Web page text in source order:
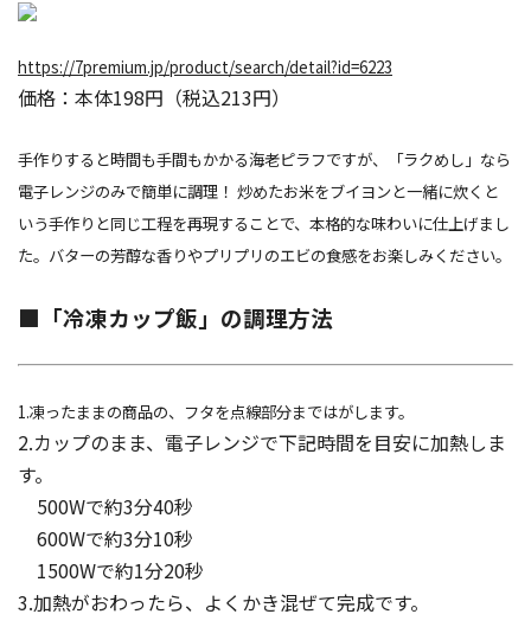
https://7premium.jp/product/search/detail?id=6223
価格：本体198円（税込213円）
手作りすると時間も手間もかかる海老ピラフですが、「ラクめし」なら
電子レンジのみで簡単に調理！ 炒めたお米をブイヨンと一緒に炊くと
いう手作りと同じ工程を再現することで、本格的な味わいに仕上げまし
た。バターの芳醇な香りやプリプリのエビの食感をお楽しみください。
■「冷凍カップ飯」の調理方法
1.凍ったままの商品の、フタを点線部分まではがします。
2.カップのまま、電子レンジで下記時間を目安に加熱しま
す。
500Wで約3分40秒
600Wで約3分10秒
1500Wで約1分20秒
3.加熱がおわったら、よくかき混ぜて完成です。